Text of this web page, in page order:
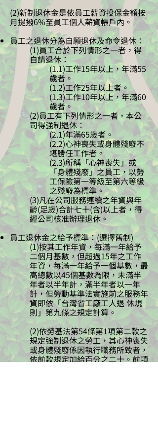
(2)新制退休金是依員工薪資投保金額按
月提撥6%至員工個人薪資帳戶內。
員工之退休分為自願退休及命令退休：
(1)員工合於下列情形之一者，得
自請退休：
(1.1)工作15年以上，年滿55
歲者。
(1.2)工作25年以上者。
(1.3)工作10年以上，年滿60
歲者。
(2)員工有下列情形之一者，本公
司得強制退休：
(2.1)年滿65歲者。
(2.2)心神喪失或身體殘廢不
堪勝任工作者。
(2.3)所稱「心神喪失」或
「身體殘廢」之員工，以勞
工保險第一等級至第六等級
之殘廢為標準。
(3)凡在公司服務連續之年資與年
齡(足歲)合計七十(含)以上者，得
經公司核准辦理退休。
員工退休金之給予標準：(選擇舊制)
(1)按其工作年資，每滿一年給予
二個月基數，但超過15年之工作
年資，每滿一年給予一個基數，最
高總數以45個基數為限，未滿半
年者以半年計，滿半年者以一年
計，但勞動基準法實施前之服務年
資即依「台灣省工廠工人退 休規
則」第九條之規定計算。
(2)依勞基法第54條第1項第二款之
規定強制退休之勞工，其心神喪失
或身體殘廢係因執行職務所致者，
依前款規定加給百分之二十。前項